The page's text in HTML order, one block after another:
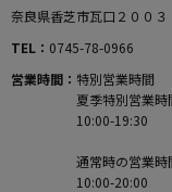
奈良県香芝市瓦口２００３
TEL
0745-78-0966
営業時間
特別営業時間
夏季特別営業
10:00-19:30
通常時の営業時
10:00-20:00